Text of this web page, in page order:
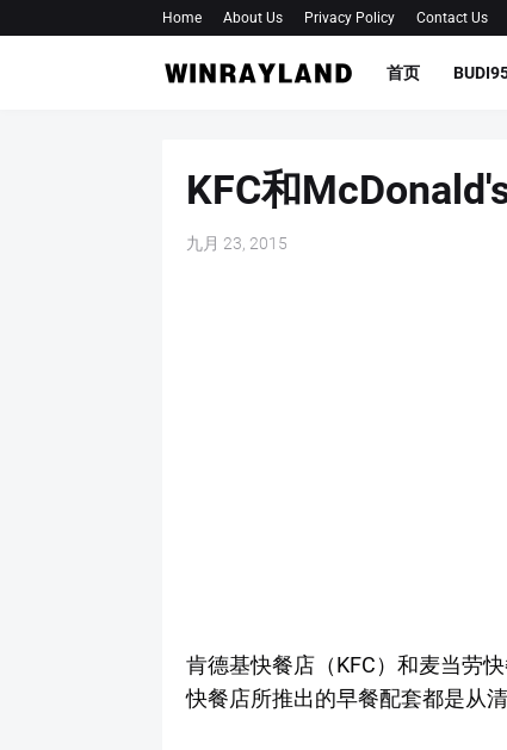
Home About Us Privacy Policy Contact Us
首页
KFC和
九月 23, 2015
肯德基快餐店（KFC）和麦当劳
快餐店所推出的早餐配套都是从